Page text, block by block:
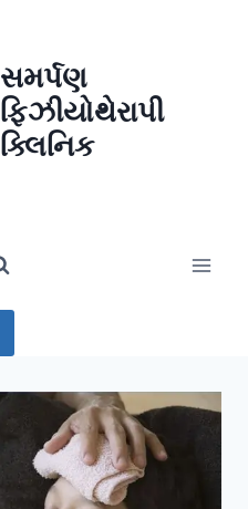
સમર્પણ
ફિઝીયોથેરાપી
ક્લિનિક